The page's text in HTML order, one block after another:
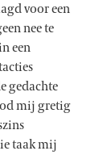
voor een
nee te
een
gedachte
mij gretig
taak mij